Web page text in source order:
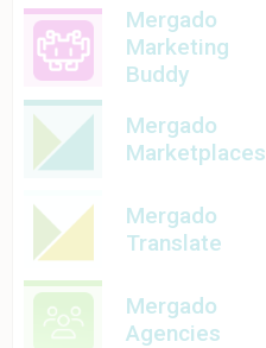
Mergado
Marketing
Buddy
Mergado
Marketplaces
Mergado
Translate
Mergado
Agencies